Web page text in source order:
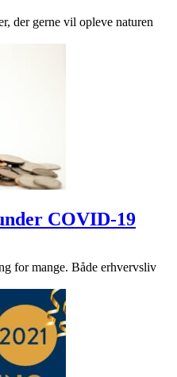
der gerne vil opleve naturen
COVID-19
for mange. Både erhvervsliv